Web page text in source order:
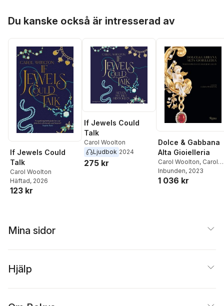
Du kanske också är intresserad av
If Jewels Could
Talk
Carol Woolton
Häftad, 2026
123 kr
If Jewels Could
Talk
Carol Woolton
Ljudbok 2024
275 kr
Dolce & Gabbana
Alta Gioielleria
Carol Woolton, Carol
Woolton
Inbunden, 2023
1 036 kr
Mina sidor
Hjälp